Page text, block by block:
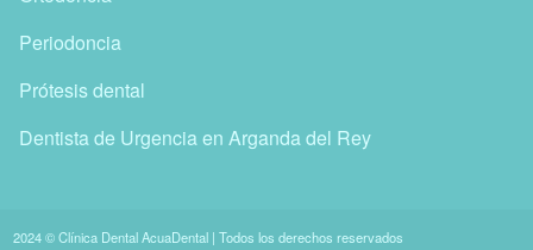
Periodoncia
Prótesis dental
Dentista de Urgencia en Arganda del Rey
2024 © Clínica Dental AcuaDental | Todos los derechos reservados